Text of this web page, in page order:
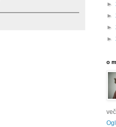
►
►
►
►
o